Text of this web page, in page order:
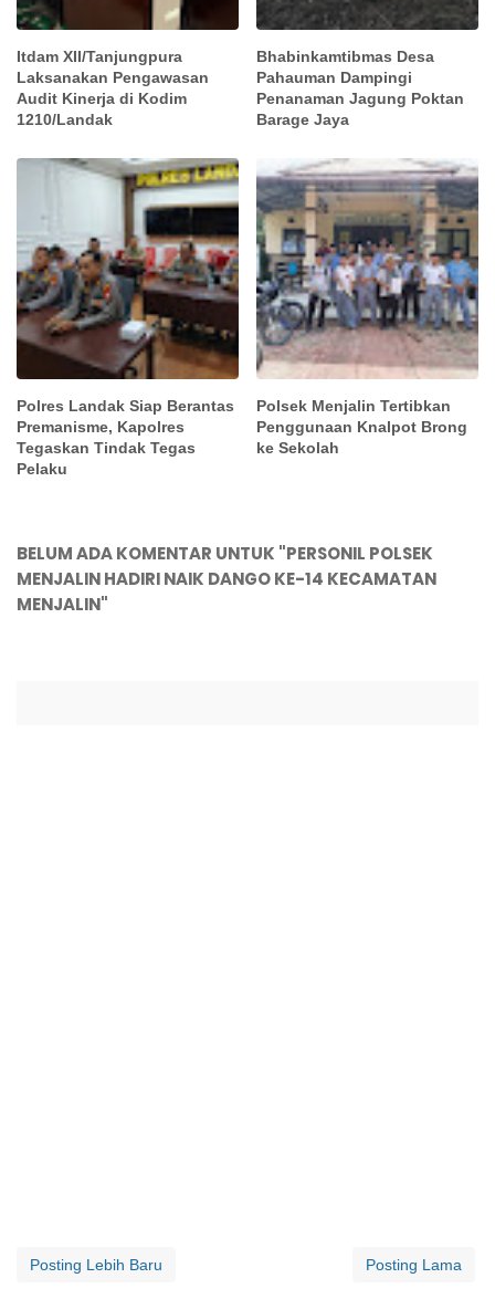
Itdam XII/Tanjungpura
Laksanakan Pengawasan
Audit Kinerja di Kodim
1210/Landak
Bhabinkamtibmas Desa
Pahauman Dampingi
Penanaman Jagung Poktan
Barage Jaya
Polres Landak Siap Berantas
Premanisme, Kapolres
Tegaskan Tindak Tegas
Pelaku
Polsek Menjalin Tertibkan
Penggunaan Knalpot Brong
ke Sekolah
BELUM ADA KOMENTAR UNTUK "PERSONIL POLSEK
MENJALIN HADIRI NAIK DANGO KE-14 KECAMATAN
MENJALIN"
Posting Lebih Baru Posting Lama